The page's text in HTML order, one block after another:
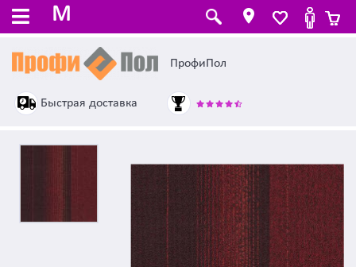
M
ПрофиПол
Быстрая доставка